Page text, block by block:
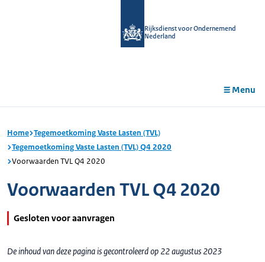
Rijksdienst voor Ondernemend
Nederland
Menu
Home Tegemoetkoming Vaste Lasten (TVL)
Tegemoetkoming Vaste Lasten (TVL) Q4 2020
Voorwaarden TVL Q4 2020
Voorwaarden TVL Q4 2020
Gesloten voor aanvragen
De inhoud van deze pagina is gecontroleerd op 22 augustus 2023